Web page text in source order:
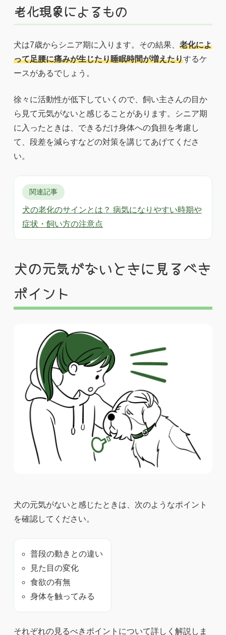
老化現象によるもの
犬は7歳からシニア期に入ります。その結果、 老化によ
って足腰に痛みが生じたり睡眠時間が増えたりするケ
ースがあるでしょう。
徐々に活動性が低下していくので、飼い主さんの目か
ら見て元気がないと感じることがあります。シニア期
に入ったときは、できるだけ身体への負担を考慮し
て、段差を減らすなどの対策を講じてあげてくださ
い。
関連記事
犬の老化のサインとは？ 病気になりやすい時期や
症状・飼い方の注意点
犬の元気がないときに見るべき
ポイント
犬の元気がないと感じたときは、次のようなポイント
を確認してください。
普段の動きとの違い
見た目の変化
食欲の有無
身体を触ってみる
それぞれの見るべきポイントについて詳しく解説しま